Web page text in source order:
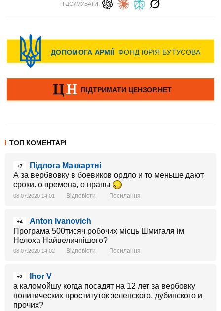
ПІДСУМУВАТИ:
ТОП КОМЕНТАРІ
+7
Підлога Маккартні
А за вербвовку в боевиков ордло и то меньше дают
сроки. о времена, о нравы
08.07.2020 14:01 Відповісти Посилання
+4
Anton Ivanovich
Програма 500тисяч робочих місць Шмигаля ім
Нелоха Найвеличнішого?
08.07.2020 14:02 Відповісти Посилання
+3
Ihor V
а каломойшу когда посадят на 12 лет за вербовку
политических проституток зеленского, дубинского и
прочих?